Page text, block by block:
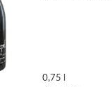
0,75 l